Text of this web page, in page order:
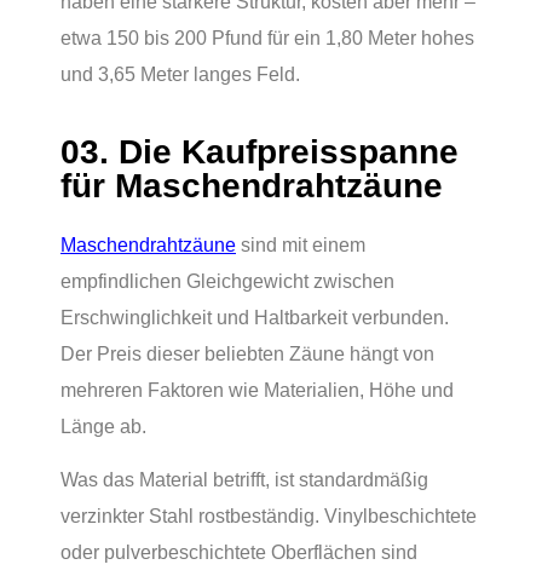
etwa 150 bis 200 Pfund für ein 1,80 Meter hohes
und 3,65 Meter langes Feld.
03. Die Kaufpreisspanne
für Maschendrahtzäune
Maschendrahtzäune sind mit einem
empfindlichen Gleichgewicht zwischen
Erschwinglichkeit und Haltbarkeit verbunden.
Der Preis dieser beliebten Zäune hängt von
mehreren Faktoren wie Materialien, Höhe und
Länge ab.
Was das Material betrifft, ist standardmäßig
verzinkter Stahl rostbeständig. Vinylbeschichtete
oder pulverbeschichtete Oberflächen sind